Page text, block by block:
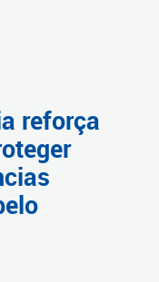
reforça